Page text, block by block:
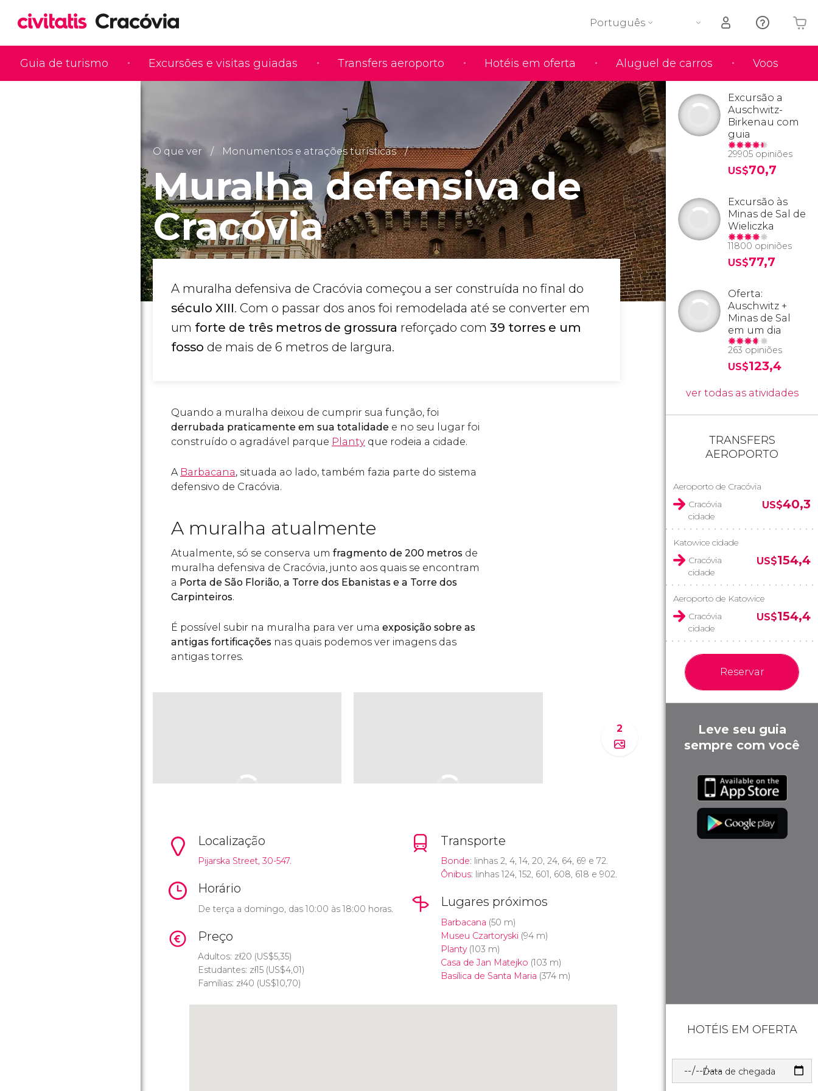
Guia de turismo Excursões e visitas guiadas Transfers aeroporto Hotéis em oferta Aluguel de carros Voos
Português
O seu carrinho está vazio
O que ver Monumentos e atrações turísticas
Muralha defensiva de
Cracóvia
A muralha defensiva de Cracóvia começou a ser construída no final do
século XIII. Com o passar dos anos foi remodelada até se converter em
um forte de três metros de grossura reforçado com 39 torres e um
fosso de mais de 6 metros de largura.
Quando a muralha deixou de cumprir sua função, foi
derrubada praticamente em sua totalidade e no seu lugar foi
construído o agradável parque Planty que rodeia a cidade.
A Barbacana, situada ao lado, também fazia parte do sistema
defensivo de Cracóvia.
A muralha atualmente
Atualmente, só se conserva um fragmento de 200 metros de
muralha defensiva de Cracóvia, junto aos quais se encontram
a Porta de São Florião, a Torre dos Ebanistas e a Torre dos
Carpinteiros.
É possível subir na muralha para ver uma exposição sobre as
antigas fortificações nas quais podemos ver imagens das
antigas torres.
2
Localização
Pijarska Street, 30-547.
Horário
De terça a domingo, das 10:00 às 18:00 horas.
Preço
Adultos: zł20 (US$5,35)
Estudantes: zł15 (US$4,01)
Famílias: zł40 (US$10,70)
Transporte
Bonde: linhas 2, 4, 14, 20, 24, 64, 69 e 72.
Ônibus: linhas 124, 152, 601, 608, 618 e 902.
Lugares próximos
Barbacana (50 m)
Museu Czartoryski(94 m)
Planty(103 m)
Casa de Jan Matejko (103 m)
Basílica de Santa Maria (374 m)
Excursão a
Auschwitz-
Birkenau com
guia
29905 opiniões
US$70,7
Excursão às
Minas de Sal de
Wieliczka
11800 opiniões
US$77,7
Oferta:
Auschwitz +
Minas de Sal
em um dia
263 opiniões
US$123,4
ver todas as atividades
TRANSFERS
AEROPORTO
Aeroporto de Cracóvia
Cracóvia
cidade
US$40,3
Katowice cidade
Cracóvia
cidade
US$154,4
Aeroporto de Katowice
Cracóvia
cidade
US$154,4
Reservar
Leve seu guia
sempre com você
HOTÉIS EM OFERTA
Data de chegada